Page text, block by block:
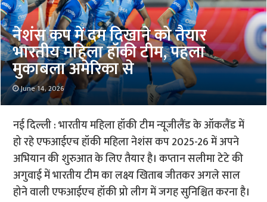
नेशंस कप में दम दिखाने को तैयार
भारतीय महिला हॉकी टीम, पहला
मुकाबला अमेरिका से
June 14, 2026
नई दिल्ली : भारतीय महिला हॉकी टीम न्यूजीलैंड के ऑकलैंड में
हो रहे एफआईएच हॉकी महिला नेशंस कप 2025-26 में अपने
अभियान की शुरुआत के लिए तैयार है। कप्तान सलीमा टेटे की
अगुवाई में भारतीय टीम का लक्ष्य खिताब जीतकर अगले साल
होने वाली एफआईएच हॉकी प्रो लीग में जगह सुनिश्चित करना है।